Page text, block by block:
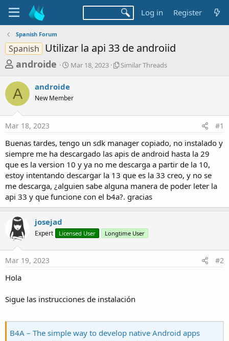
Log in Register
Spanish Forum
Spanish Utilizar la api 33 de androiid
T
r
e
a
d
s
t
a
r
t
e
r
androide
S
t
a
Mar 18, 2023
S
r
r
e
a
d
Similar Threads
A androide
New Member
Mar 18, 2023 #1
Buenas tardes, tengo un sdk manager copiado, no instalado y
siempre me ha descargado las apis de android hasta la 29
que es la version 10 y ya no me descarga a partir de la 10,
estoy intentando descargar la 13 que es la 33 creo, y no se
me descarga, ¿alguien sabe alguna manera de poder leter la
api 33 y que funcione con el b4a?. gracias
josejad
Expert Licensed User Longtime User
Mar 19, 2023 #2
Hola
Sigue las instrucciones de instalación
B4A – The simple way to develop native Android apps